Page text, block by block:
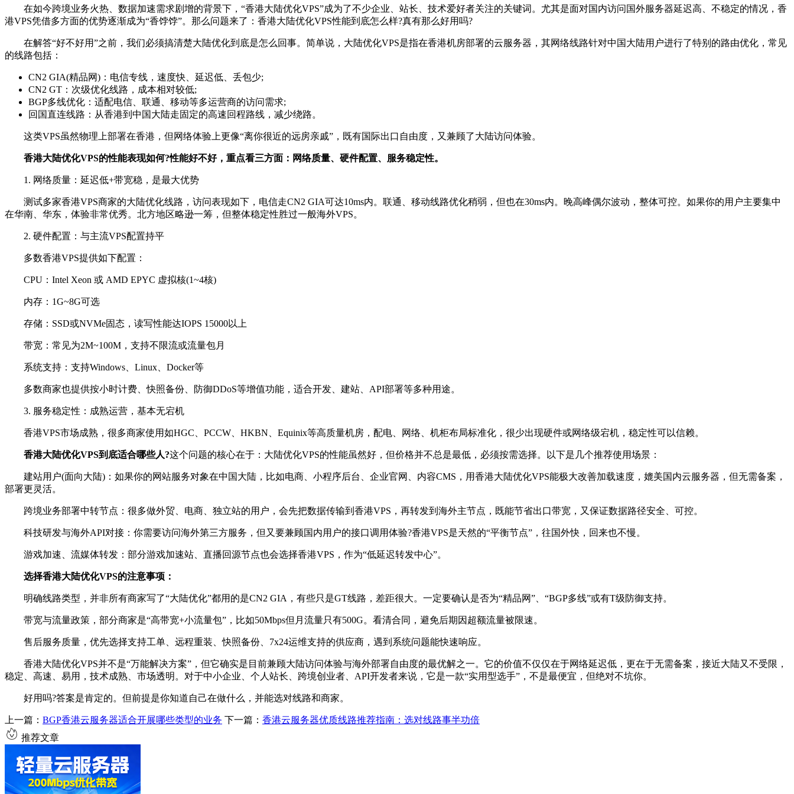
在如今跨境业务火热、数据加速需求剧增的背景下，“香港大陆优化VPS”成为了不少企业、站长、技术爱好者关注的关键词。尤其是面对国内访问国外服务器延迟高、不稳定的情况，香
港VPS凭借多方面的优势逐渐成为“香饽饽”。那么问题来了：香港大陆优化VPS性能到底怎么样?真有那么好用吗?
在解答“好不好用”之前，我们必须搞清楚大陆优化到底是怎么回事。简单说，大陆优化VPS是指在香港机房部署的云服务器，其网络线路针对中国大陆用户进行了特别的路由优化，常见
的线路包括：
CN2 GIA(精品网)：电信专线，速度快、延迟低、丢包少;
CN2 GT：次级优化线路，成本相对较低;
BGP多线优化：适配电信、联通、移动等多运营商的访问需求;
回国直连线路：从香港到中国大陆走固定的高速回程路线，减少绕路。
这类VPS虽然物理上部署在香港，但网络体验上更像“离你很近的远房亲戚”，既有国际出口自由度，又兼顾了大陆访问体验。
香港大陆优化VPS的性能表现如何?性能好不好，重点看三方面：网络质量、硬件配置、服务稳定性。
1. 网络质量：延迟低+带宽稳，是最大优势
测试多家香港VPS商家的大陆优化线路，访问表现如下，电信走CN2 GIA可达10ms内。联通、移动线路优化稍弱，但也在30ms内。晚高峰偶尔波动，整体可控。如果你的用户主要集中
在华南、华东，体验非常优秀。北方地区略逊一筹，但整体稳定性胜过一般海外VPS。
2. 硬件配置：与主流VPS配置持平
多数香港VPS提供如下配置：
CPU：Intel Xeon 或 AMD EPYC 虚拟核(1~4核)
内存：1G~8G可选
存储：SSD或NVMe固态，读写性能达IOPS 15000以上
带宽：常见为2M~100M，支持不限流或流量包月
系统支持：支持Windows、Linux、Docker等
多数商家也提供按小时计费、快照备份、防御DDoS等增值功能，适合开发、建站、API部署等多种用途。
3. 服务稳定性：成熟运营，基本无宕机
香港VPS市场成熟，很多商家使用如HGC、PCCW、HKBN、Equinix等高质量机房，配电、网络、机柜布局标准化，很少出现硬件或网络级宕机，稳定性可以信赖。
香港大陆优化VPS到底适合哪些人?这个问题的核心在于：大陆优化VPS的性能虽然好，但价格并不总是最低，必须按需选择。以下是几个推荐使用场景：
建站用户(面向大陆)：如果你的网站服务对象在中国大陆，比如电商、小程序后台、企业官网、内容CMS，用香港大陆优化VPS能极大改善加载速度，媲美国内云服务器，但无需备案，
部署更灵活。
跨境业务部署中转节点：很多做外贸、电商、独立站的用户，会先把数据传输到香港VPS，再转发到海外主节点，既能节省出口带宽，又保证数据路径安全、可控。
科技研发与海外API对接：你需要访问海外第三方服务，但又要兼顾国内用户的接口调用体验?香港VPS是天然的“平衡节点”，往国外快，回来也不慢。
游戏加速、流媒体转发：部分游戏加速站、直播回源节点也会选择香港VPS，作为“低延迟转发中心”。
选择香港大陆优化VPS的注意事项：
明确线路类型，并非所有商家写了“大陆优化”都用的是CN2 GIA，有些只是GT线路，差距很大。一定要确认是否为“精品网”、“BGP多线”或有T级防御支持。
带宽与流量政策，部分商家是“高带宽+小流量包”，比如50Mbps但月流量只有500G。看清合同，避免后期因超额流量被限速。
售后服务质量，优先选择支持工单、远程重装、快照备份、7x24运维支持的供应商，遇到系统问题能快速响应。
香港大陆优化VPS并不是“万能解决方案”，但它确实是目前兼顾大陆访问体验与海外部署自由度的最优解之一。它的价值不仅仅在于网络延迟低，更在于无需备案，接近大陆又不受限，
稳定、高速、易用，技术成熟、市场透明。对于中小企业、个人站长、跨境创业者、API开发者来说，它是一款“实用型选手”，不是最便宜，但绝对不坑你。
好用吗?答案是肯定的。但前提是你知道自己在做什么，并能选对线路和商家。
上一篇： BGP香港云服务器适合开展哪些类型的业务 下一篇： 香港云服务器优质线路推荐指南：选对线路事半功倍
推荐文章